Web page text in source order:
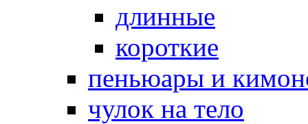
длинные
короткие
пеньюары и
чулок на тело